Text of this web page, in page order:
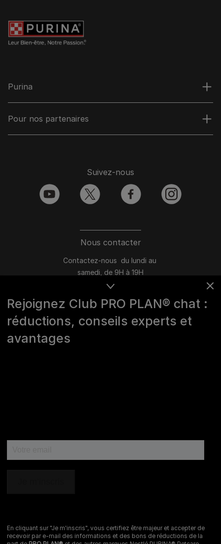
Rejoignez Club PRO PLAN® chat :
réductions, conseils experts et
avantages
En cliquant sur "Je m'inscris", vous certifiez être majeur et accepter de
recevoir par e-mail des informations et des bons de réductions de la
Purina
Pour nos partenaires
Nous contacter
Contactez-nous du lundi au
samedi, de 9H à 19H
du lundi au vendredi, de 10H à 16H
> Nous écrire
Suivez-nous
youtube twitter facebook instagram
Sitemap